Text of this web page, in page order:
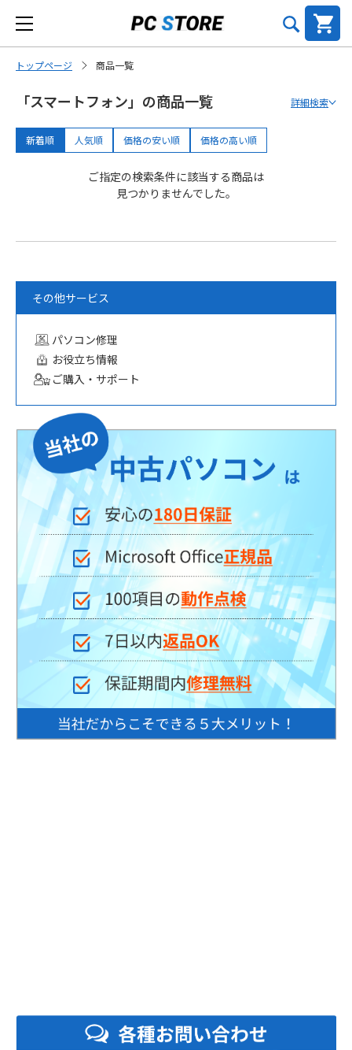
トップページ 商品一覧
その他サービス
パソコン修理
お役立ち情報
ご購入・サポート
「スマートフォン」の商品一覧 詳細検索
新着順 人気順 価格の安い順 価格の高い順
ご指定の検索条件に該当する商品は
見つかりませんでした。